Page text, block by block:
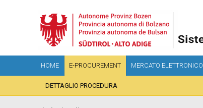
HOME E-PROCUREMENT MERCATO ELETTRONICO
DETTAGLIO PROCEDURA